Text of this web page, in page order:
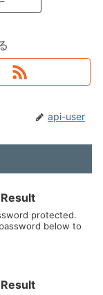
api-user
protected.
below to